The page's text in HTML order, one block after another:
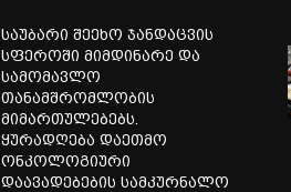
საუბარი შეეხო ჯანდაცვის
სფეროში მიმდინარე და
სამომავლო
თანამშრომლობის
მიმართულებებს.
ყურადღება დაეთმო
ონკოლოგიური
დაავადებების სამკურნალო